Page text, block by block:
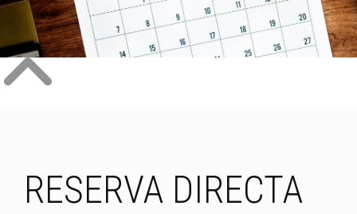
RESERVA DIRECTA